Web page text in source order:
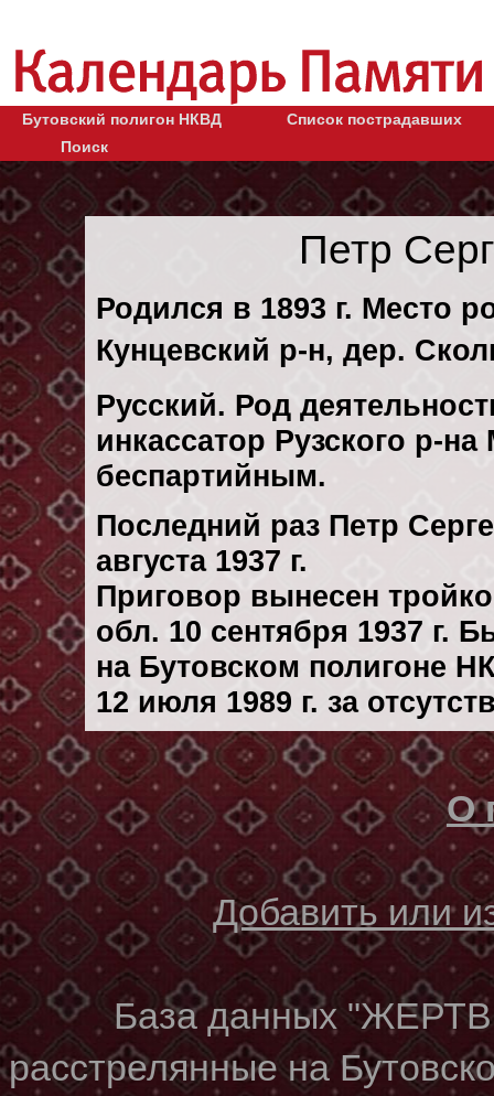
Бутовский полигон НКВД
Список пострадавших
Поиск
Петр
Родился в 1893 г. Место
Кунцевский р-н, дер.
Русский. Род
инкассатор Рузского р-
беспартийным.
Последний раз Петр
августа 1937 г.
Приговор вынесен
обл. 10 сентября 1937 г.
на Бутовском полигоне
12 июля 1989 г. за
О
Добавить или
База данных
расстрелянные на